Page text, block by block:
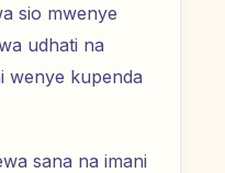
sio mwenye
udhati na
wenye kupenda
sana na imani